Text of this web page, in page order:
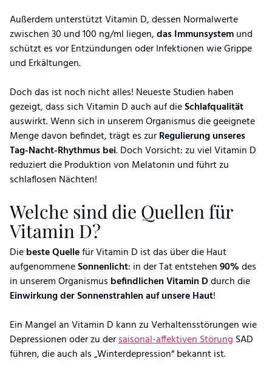
Außerdem unterstützt Vitamin D, dessen Normalwerte
zwischen 30 und 100 ng/ml liegen,das Immunsystemund
schützt es vor Entzündungen oder Infektionen wie Grippe
und Erkältungen.
Doch das ist noch nicht alles! Neueste Studien haben
gezeigt, dass sich Vitamin D auch auf dieSchlafqualität
auswirkt. Wenn sich in unserem Organismus die geeignete
Menge davon befindet, trägt es zurRegulierung unseres
Tag-Nacht-Rhythmus bei. Doch Vorsicht: zu viel Vitamin D
reduziert die Produktion von Melatonin und führt zu
schlaflosen Nächten!
Welche sind die Quellen für
Vitamin D?
Diebeste Quellefür Vitamin D ist das über die Haut
aufgenommeneSonnenlicht: in der Tat entstehen90%des
in unserem Organismus befindlichen Vitamin Ddurch die
Einwirkung der Sonnenstrahlen auf unsere Haut!
Ein Mangel an Vitamin D kann zu Verhaltensstörungen wie
Depressionen oder zu dersaisonal-affektiven Störung SAD
führen, die auch als „Winterdepression“ bekannt ist.